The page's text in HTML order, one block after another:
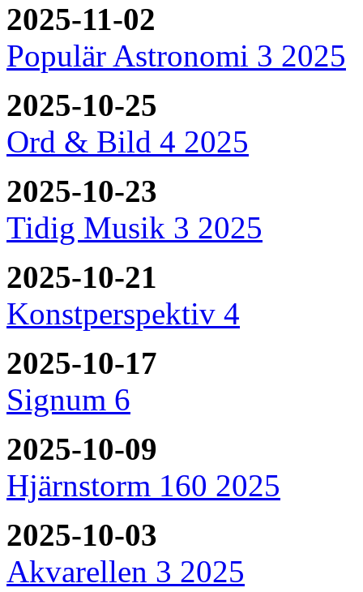
2025-11-02
Populär Astronomi 3 2025
2025-10-25
Ord & Bild 4 2025
2025-10-23
Tidig Musik 3 2025
2025-10-21
Konstperspektiv 4
2025-10-17
Signum 6
2025-10-09
Hjärnstorm 160 2025
2025-10-03
Akvarellen 3 2025